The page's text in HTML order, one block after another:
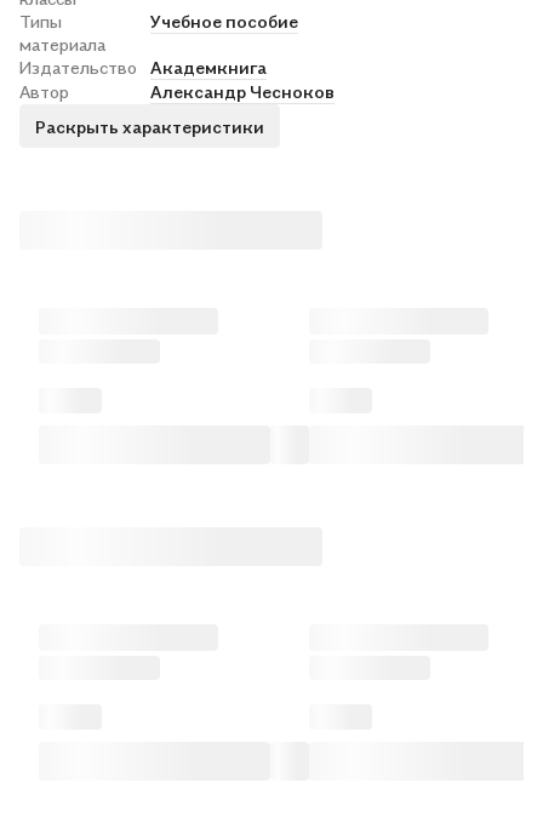
Типы
материала
Учебное пособие
Издательство
Академкнига
Автор
Александр Чесноков
Раскрыть характеристики